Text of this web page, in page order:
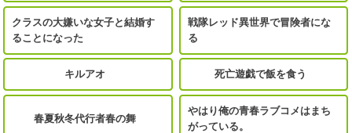
クラスの大嫌いな女子と結婚す
ることになった
戦隊レッド異世界で冒険者にな
る
キルアオ 死亡遊戯で飯を食う
春夏秋冬代行者春の舞
やはり俺の青春ラブコメはまち
がっている。